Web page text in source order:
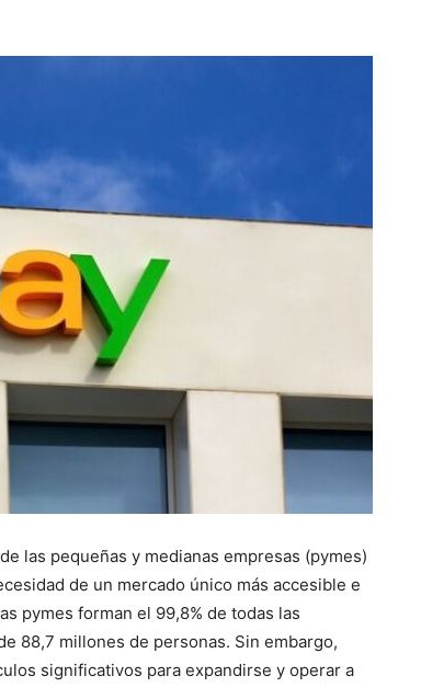
las pequeñas y medianas empresas (pymes)
de un mercado único más accesible e
pymes forman el 99,8% de todas las
88,7 millones de personas. Sin embargo,
significativos para expandirse y operar a